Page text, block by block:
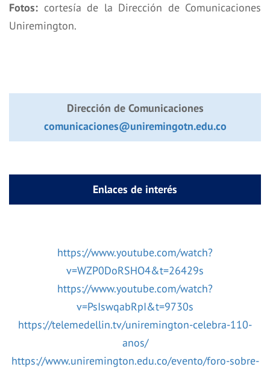
Fotos: cortesía de la Dirección de Comunicaciones
Uniremington.
Dirección de Comunicaciones
comunicaciones@uniremingotn.edu.co
Enlaces de interés
https://www.youtube.com/watch?
v=WZP0DoRSHO4&t=26429s
https://www.youtube.com/watch?
v=PsIswqabRpI&t=9730s
https://telemedellin.tv/uniremington-celebra-110-
anos/
https://www.uniremington.edu.co/evento/foro-sobre-